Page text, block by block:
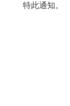
特此通知。